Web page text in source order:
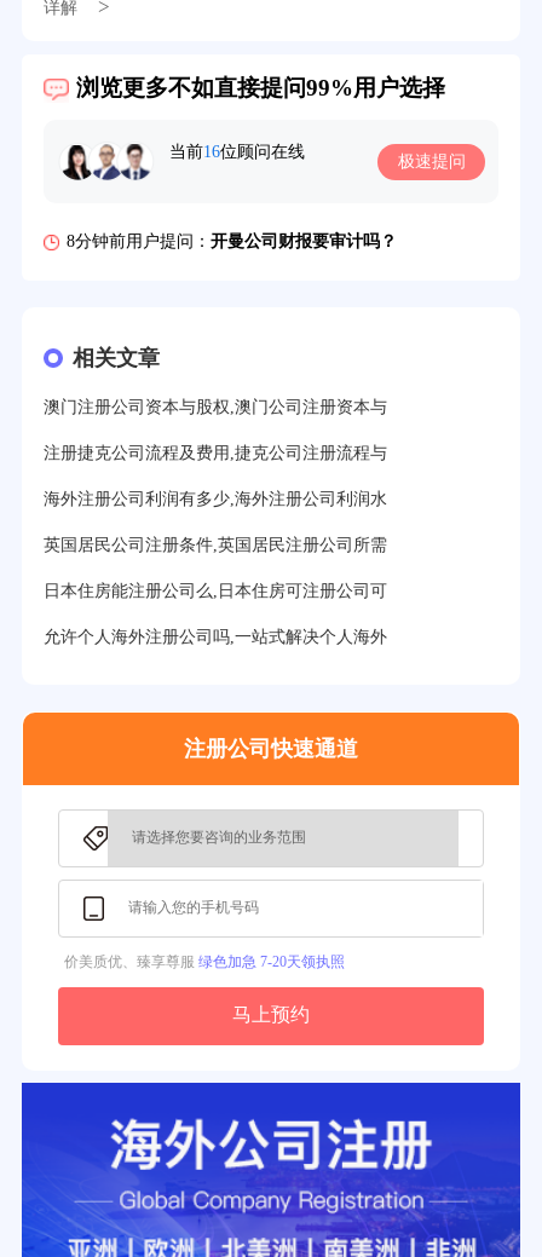
详解>
浏览更多不如直接提问99%用户选择
当前16位顾问在线 极速提问
39分钟前用户提问：在英国可以注册空壳公司吗？
3分钟前用户提问：注册新加坡公司要求？
8分钟前用户提问： 开曼公司财报要审计吗？
25分钟前用户提问： 塞浦路斯注册公司安全吗？
27分钟前用户提问： 注册BVI公司所需资料和流程？
31分钟前用户提问：在迪拜注册公司需要什么条件？
39分钟前用户提问：
3分钟前用户提问：注册新加坡公司要求？
相关文章
澳门注册公司资本与股权,澳门公司注册资本与
注册捷克公司流程及费用,捷克公司注册流程与
海外注册公司利润有多少,海外注册公司利润水
英国居民公司注册条件,英国居民注册公司所需
日本住房能注册公司么,日本住房可注册公司可
允许个人海外注册公司吗,一站式解决个人海外
注册公司快速通道
价美质优、臻享尊服 绿色加急 7-20天领执照
马上预约